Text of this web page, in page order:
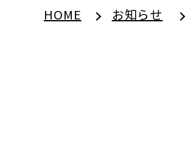
HOME お知らせ